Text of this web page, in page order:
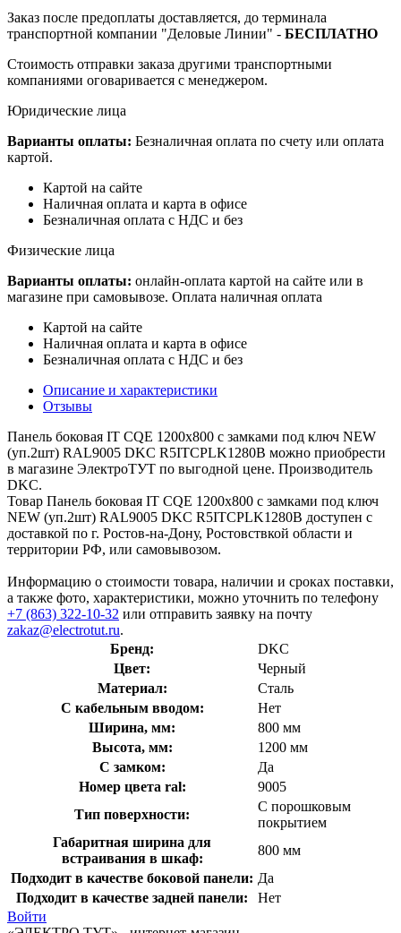
Заказ после предоплаты доставляется, до терминала
транспортной компании "Деловые Линии" - БЕСПЛАТНО
Стоимость отправки заказа другими транспортными
компаниями оговаривается с менеджером.
Юридические лица
Варианты оплаты: Безналичная оплата по счету или оплата
картой.
Картой на сайте
Наличная оплата и карта в офисе
Безналичная оплата с НДС и без
Физические лица
Варианты оплаты: онлайн-оплата картой на сайте или в
магазине при самовывозе. Оплата наличная оплата
Картой на сайте
Наличная оплата и карта в офисе
Безналичная оплата с НДС и без
Описание и характеристики
Отзывы
Панель боковая IT CQE 1200х800 с замками под ключ NEW
(уп.2шт) RAL9005 DKC R5ITCPLK1280B можно приобрести
в магазине ЭлектроТУТ по выгодной цене. Производитель
DKC.
Товар Панель боковая IT CQE 1200х800 с замками под ключ
NEW (уп.2шт) RAL9005 DKC R5ITCPLK1280B доступен с
доставкой по г. Ростов-на-Дону, Ростовствкой области и
территории РФ, или самовывозом.
Информацию о стоимости товара, наличии и сроках поставки,
а также фото, характеристики, можно уточнить по телефону
+7 (863) 322-10-32 или отправить заявку на почту
zakaz@electrotut.ru.
Бренд:
DKC
Цвет:
Черный
Материал:
Сталь
С кабельным вводом:
Нет
Ширина, мм:
800 мм
Высота, мм:
1200 мм
С замком:
Да
Номер цвета ral:
9005
Тип поверхности:
С порошковым
покрытием
Габаритная ширина для
встраивания в шкаф:
800 мм
Подходит в качестве боковой панели: Да
Подходит в качестве задней панели:
Нет
Войти